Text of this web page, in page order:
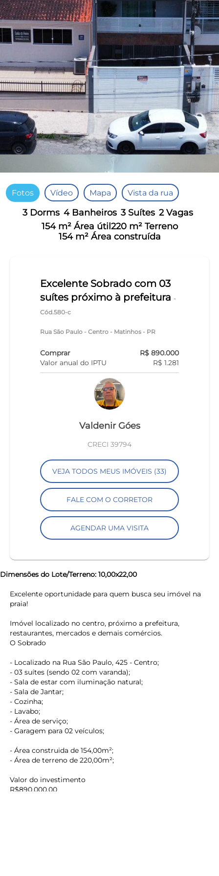
Fotos Vídeo Mapa Vista da rua
3 Dorms 4 Banheiros 3 Suítes 2 Vagas
154 m² Área útil 220 m² Terreno
154 m² Área construída
Excelente Sobrado com 03
suítes próximo à prefeitura -
Cód.580-c
Rua São Paulo - Centro - Matinhos - PR
Comprar
R$ 890.000
Valor anual do IPTU
R$ 1.281
Valdenir Góes
CRECI 39794
VEJA TODOS MEUS IMÓVEIS (33)
FALE COM O CORRETOR
AGENDAR UMA VISITA
keyboard_backspace
Dimensões do Lote/Terreno: 10,00x22,00
Excelente oportunidade para quem busca seu imóvel na
praia!
Imóvel localizado no centro, próximo a prefeitura,
restaurantes, mercados e demais comércios.
O Sobrado
- Localizado na Rua São Paulo, 425 - Centro;
- 03 suítes (sendo 02 com varanda);
- Sala de estar com iluminação natural;
- Sala de Jantar;
- Cozinha;
- Lavabo;
- Área de serviço;
- Garagem para 02 veículos;
- Área construida de 154,00m²;
- Área de terreno de 220,00m²;
Valor do investimento
R$890.000,00